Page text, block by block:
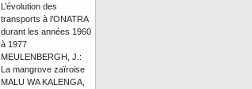
L’évolution des
transports à l’ONATRA
durant les années 1960
à 1977
MEULENBERGH, J.:
La mangrove zaïroise
MALU WA KALENGA,